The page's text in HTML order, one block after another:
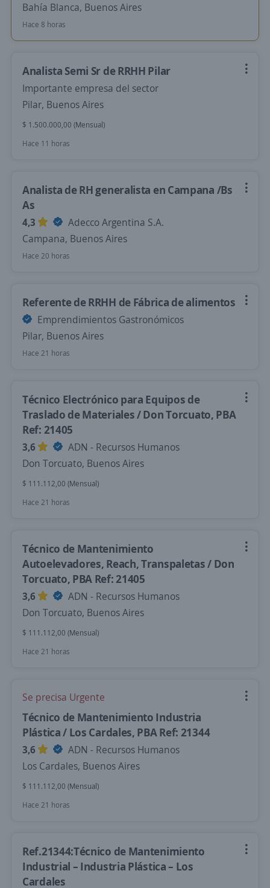
Bahía Blanca, Buenos Aires
Hace 8 horas
Analista Semi Sr de RRHH Pilar
Importante empresa del sector
Pilar, Buenos Aires
$ 1.500.000,00 (Mensual)
Hace 11 horas
Analista de RH generalista en Campana /Bs
As
4,3
Adecco Argentina S.A.
Campana, Buenos Aires
Hace 20 horas
Referente de RRHH de Fábrica de alimentos
Emprendimientos Gastronómicos
Pilar, Buenos Aires
Hace 21 horas
Técnico Electrónico para Equipos de
Traslado de Materiales / Don Torcuato, PBA
Ref: 21405
3,6
ADN - Recursos Humanos
Don Torcuato, Buenos Aires
$ 111.112,00 (Mensual)
Hace 21 horas
Técnico de Mantenimiento
Autoelevadores, Reach, Transpaletas / Don
Torcuato, PBA Ref: 21405
3,6
ADN - Recursos Humanos
Don Torcuato, Buenos Aires
$ 111.112,00 (Mensual)
Hace 21 horas
Se precisa Urgente
Técnico de Mantenimiento Industria
Plástica / Los Cardales, PBA Ref: 21344
3,6
ADN - Recursos Humanos
Los Cardales, Buenos Aires
$ 111.112,00 (Mensual)
Hace 21 horas
Ref.21344:Técnico de Mantenimiento
Industrial – Industria Plástica – Los
Cardales